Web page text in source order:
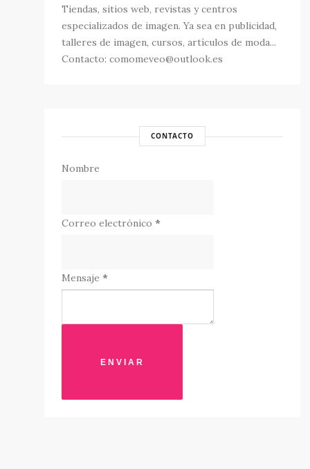
Tiendas, sitios web, revistas y centros
especializados de imagen. Ya sea en publicidad,
talleres de imagen, cursos, artículos de moda...
Contacto: comomeveo@outlook.es
CONTACTO
Nombre
Correo electrónico *
Mensaje *